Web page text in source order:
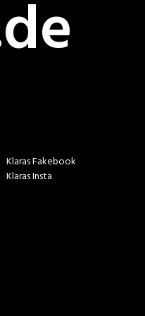
Klaras Fakebook
Klaras Insta